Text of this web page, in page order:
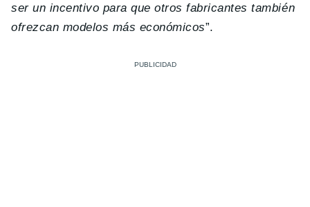
ser un incentivo para que otros fabricantes también
ofrezcan modelos más económicos”.